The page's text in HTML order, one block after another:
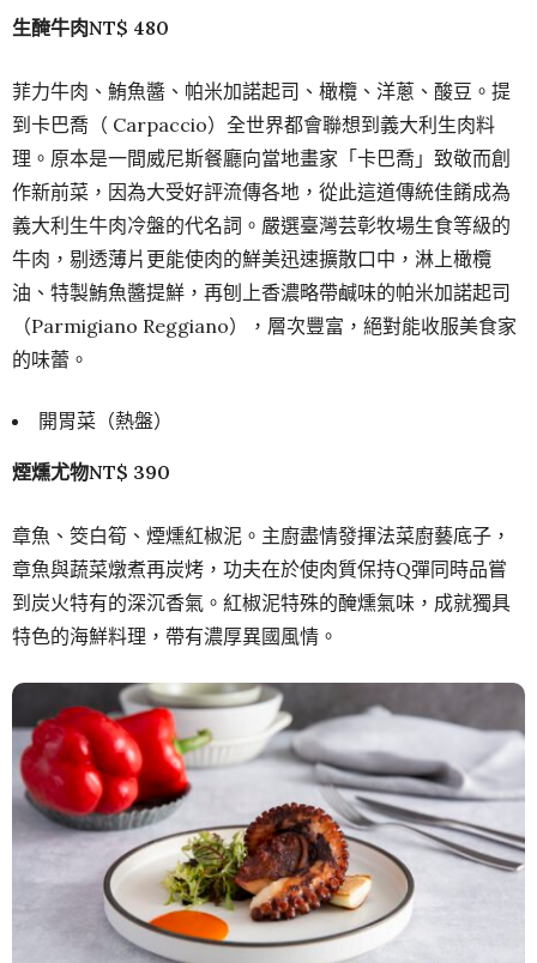
生醃牛肉NT$ 480
菲力牛肉、鮪魚醬、帕米加諾起司、橄欖、洋蔥、酸豆。提
到卡巴喬（ Carpaccio）全世界都會聯想到義大利生肉料
理。原本是一間威尼斯餐廳向當地畫家「卡巴喬」致敬而創
作新前菜，因為大受好評流傳各地，從此這道傳統佳餚成為
義大利生牛肉冷盤的代名詞。嚴選臺灣芸彰牧場生食等級的
牛肉，剔透薄片更能使肉的鮮美迅速擴散口中，淋上橄欖
油、特製鮪魚醬提鮮，再刨上香濃略帶鹹味的帕米加諾起司
（Parmigiano Reggiano），層次豐富，絕對能收服美食家
的味蕾。
開胃菜（熱盤）
煙燻尤物NT$ 390
章魚、筊白筍、煙燻紅椒泥。主廚盡情發揮法菜廚藝底子，
章魚與蔬菜燉煮再炭烤，功夫在於使肉質保持Q彈同時品嘗
到炭火特有的深沉香氣。紅椒泥特殊的醃燻氣味，成就獨具
特色的海鮮料理，帶有濃厚異國風情。